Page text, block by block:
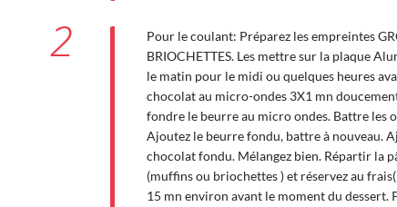
2
Pour le coulant: Préparez les empreintes
BRIOCHETTES. Les mettre sur la plaque
le matin pour le midi ou quelques heures
chocolat au micro-ondes 3X1 mn
fondre le beurre au micro ondes. Battre les
Ajoutez le beurre fondu, battre à nouveau.
chocolat fondu. Mélangez bien. Répartir la
(muffins ou briochettes ) et réservez au
15 mn environ avant le moment du dessert.